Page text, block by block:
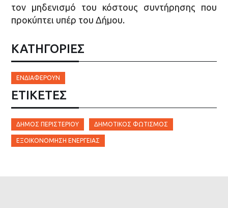
τον μηδενισμό του κόστους συντήρησης που
προκύπτει υπέρ του Δήμου.
ΚΑΤΗΓΟΡΙΕΣ
ΕΝΔΙΑΦΈΡΟΥΝ
ΕΤΙΚΈΤΕΣ
ΔΉΜΟΣ ΠΕΡΙΣΤΕΡΊΟΥ ΔΗΜΟΤΙΚΌΣ ΦΩΤΙΣΜΌΣ
ΕΞΟΙΚΟΝΌΜΗΣΗ ΕΝΈΡΓΕΙΑΣ